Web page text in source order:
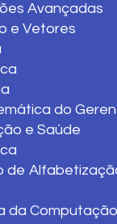
Avançadas
e Vetores
do
e Saúde
de
da Computação​